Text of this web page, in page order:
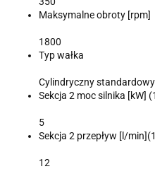
Maksymalne obroty [rpm]
1800
Typ wałka
Cylindryczny standardowy
Sekcja 2 moc silnika [kW]
5
Sekcja 2 przepływ [l/
12